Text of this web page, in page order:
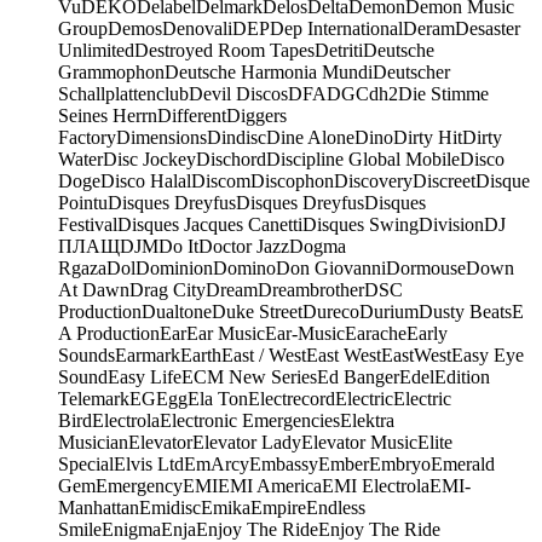
VuDEKODelabelDelmarkDelosDeltaDemonDemon Music
GroupDemosDenovaliDEPDep InternationalDeramDesaster
UnlimitedDestroyed Room TapesDetritiDeutsche
GrammophonDeutsche Harmonia MundiDeutscher
SchallplattenclubDevil DiscosDFADGCdh2Die Stimme
Seines HerrnDifferentDiggers
FactoryDimensionsDindiscDine AloneDinoDirty HitDirty
WaterDisc JockeyDischordDiscipline Global MobileDisco
DogeDisco HalalDiscomDiscophonDiscoveryDiscreetDisque
PointuDisques DreyfusDisques DreyfusDisques
FestivalDisques Jacques CanettiDisques SwingDivisionDJ
ПЛАЩDJMDo ItDoctor JazzDogma
RgazaDolDominionDominoDon GiovanniDormouseDown
At DawnDrag CityDreamDreambrotherDSC
ProductionDualtoneDuke StreetDurecoDuriumDusty BeatsE
A ProductionEarEar MusicEar-MusicEaracheEarly
SoundsEarmarkEarthEast / WestEast WestEastWestEasy Eye
SoundEasy LifeECM New SeriesEd BangerEdelEdition
TelemarkEGEggEla TonElectrecordElectricElectric
BirdElectrolaElectronic EmergenciesElektra
MusicianElevatorElevator LadyElevator MusicElite
SpecialElvis LtdEmArcyEmbassyEmberEmbryoEmerald
GemEmergencyEMIEMI AmericaEMI ElectrolaEMI-
ManhattanEmidiscEmikaEmpireEndless
SmileEnigmaEnjaEnjoy The RideEnjoy The Ride